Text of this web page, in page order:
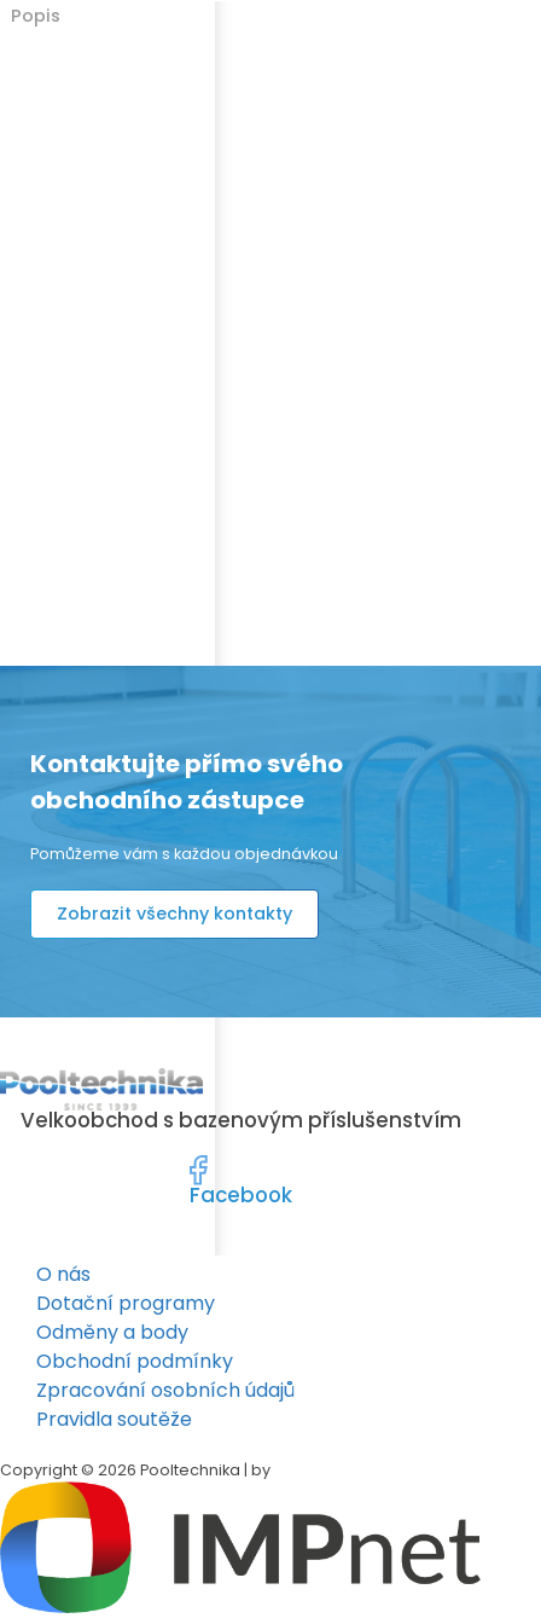
Popis
Kontaktujte přímo svého
obchodního zástupce
Pomůžeme vám s každou objednávkou
Zobrazit všechny kontakty
Velkoobchod s bazenovým příslušenstvím
Facebook
O nás
Dotační programy
Odměny a body
Obchodní podmínky
Zpracování osobních údajů
Pravidla soutěže
Copyright © 2026 Pooltechnika | by